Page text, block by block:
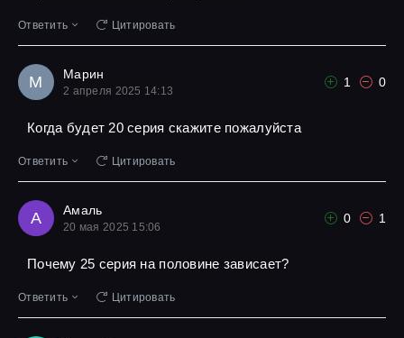
Ответить Цитировать
М Марин
2 апреля 2025 14:13
1 0
Когда будет 20 серия скажите пожалуйста
Ответить Цитировать
А Амаль
20 мая 2025 15:06
0 1
Почему 25 серия на половине зависает?
Ответить Цитировать